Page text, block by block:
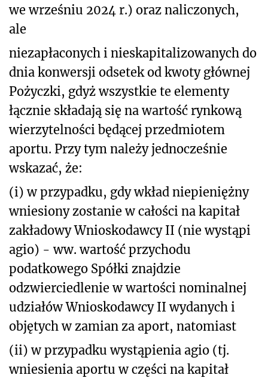
we wrześniu 2024 r.) oraz naliczonych,
ale
niezapłaconych i nieskapitalizowanych do
dnia konwersji odsetek od kwoty głównej
Pożyczki, gdyż wszystkie te elementy
łącznie składają się na wartość rynkową
wierzytelności będącej przedmiotem
aportu. Przy tym należy jednocześnie
wskazać, że:
(i) w przypadku, gdy wkład niepieniężny
wniesiony zostanie w całości na kapitał
zakładowy Wnioskodawcy II (nie wystąpi
agio) - ww. wartość przychodu
podatkowego Spółki znajdzie
odzwierciedlenie w wartości nominalnej
udziałów Wnioskodawcy II wydanych i
objętych w zamian za aport, natomiast
(ii) w przypadku wystąpienia agio (tj.
wniesienia aportu w części na kapitał